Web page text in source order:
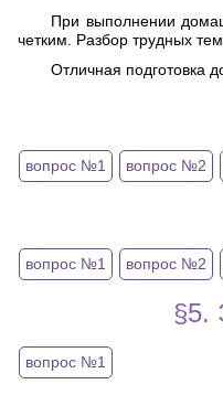
При выполнении
четким. Разбор трудных
Отличная подготовка
вопрос №1 вопрос №2
вопрос №1 вопрос №2
вопрос №1